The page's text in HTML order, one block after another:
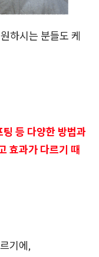
하시는 분들도 케
등 다양한 방법과
효과가 다르기 때
기에,